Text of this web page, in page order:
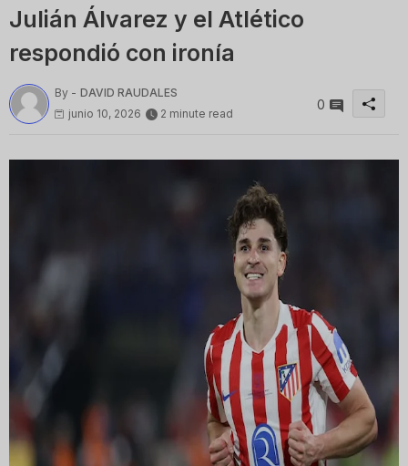
Julián Álvarez y el Atlético
respondió con ironía
By - DAVID RAUDALES
junio 10, 2026
2 minute read
0